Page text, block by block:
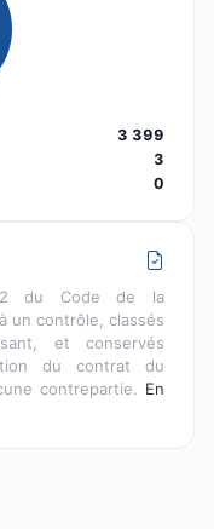
3 399
3
0
2 du Code de la
un contrôle, classés
et conservés
du contrat du
contrepartie. En